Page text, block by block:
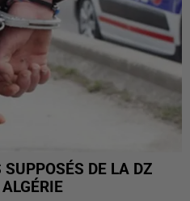
SUPPOSÉS DE LA DZ